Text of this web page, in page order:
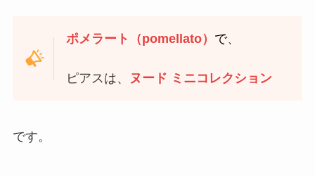
ポメラート（pomellato） で、
ピアスは、 ヌード ミニコレクション
です。